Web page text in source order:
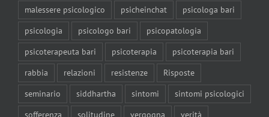
malessere psicologico
psicheinchat
psicologa bari
psicologia
psicologo bari
psicopatologia
psicoterapeuta bari
psicoterapia
psicoterapia bari
rabbia
relazioni resistenze
Risposte
seminario
siddhartha sintomi
sintomi psicologici
sofferenza
solitudine vergogna verità